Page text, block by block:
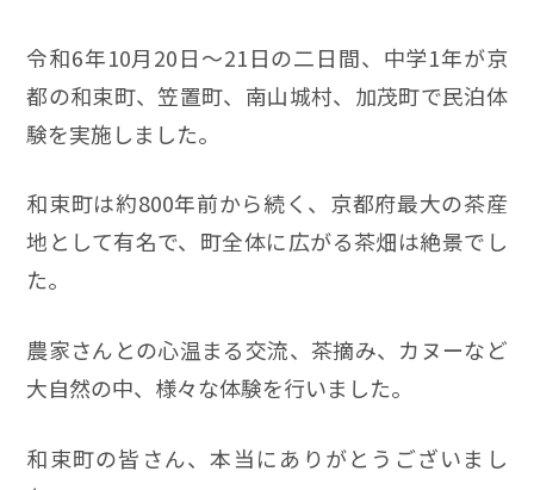
令和6年10月20日～21日の二日間、中学1年が京
都の和束町、笠置町、南山城村、加茂町で民泊体
験を実施しました。
和束町は約800年前から続く、京都府最大の茶産
地として有名で、町全体に広がる茶畑は絶景でし
た。
農家さんとの心温まる交流、茶摘み、カヌーなど
大自然の中、様々な体験を行いました。
和束町の皆さん、本当にありがとうございまし